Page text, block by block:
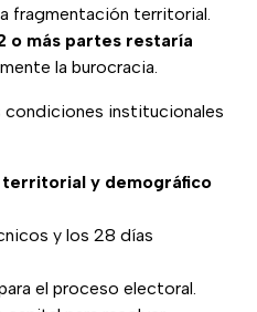
fragmentación territorial.
o más partes restaría
la burocracia.
condiciones institucionales
y demográfico
y los 28 días
el proceso electoral.